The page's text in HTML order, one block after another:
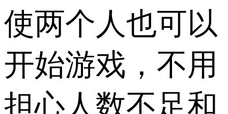
使两个人也可以
开始游戏，不用
担心人数不足和